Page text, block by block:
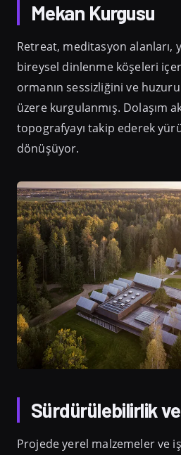
Mekan Kurgusu
Retreat, meditasyon alanları,
bireysel dinlenme köşeleri
ormanın sessizliğini ve
üzere kurgulanmış. Dolaşım
topografyayı takip ederek
dönüşüyor.
Sürdürülebilirlik
Projede yerel malzemeler ve